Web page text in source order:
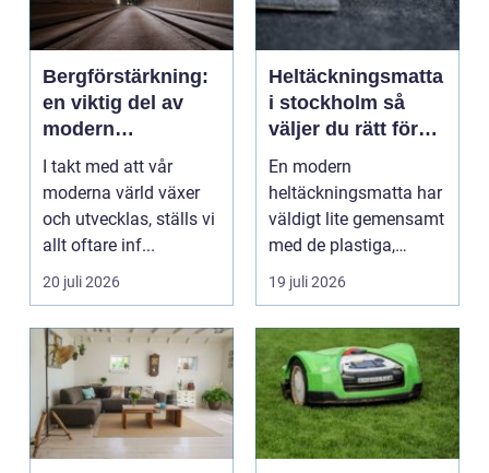
Bergförstärkning:
en viktig del av
modern
infrastruktur
I takt med att vår
moderna värld växer
och utvecklas, ställs vi
allt oftare inf...
20 juli 2026
Heltäckningsmatta
i stockholm så
väljer du rätt för
hem och kontor
En modern
heltäckningsmatta har
väldigt lite gemensamt
med de plastiga,
svårstädade
19 juli 2026